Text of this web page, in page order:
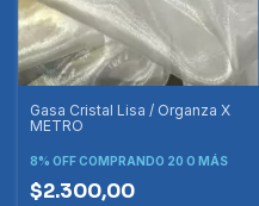
Gasa Cristal Lisa / Organza X
METRO
8% OFFCOMPRANDO 20 O MÁS
$2.300,00